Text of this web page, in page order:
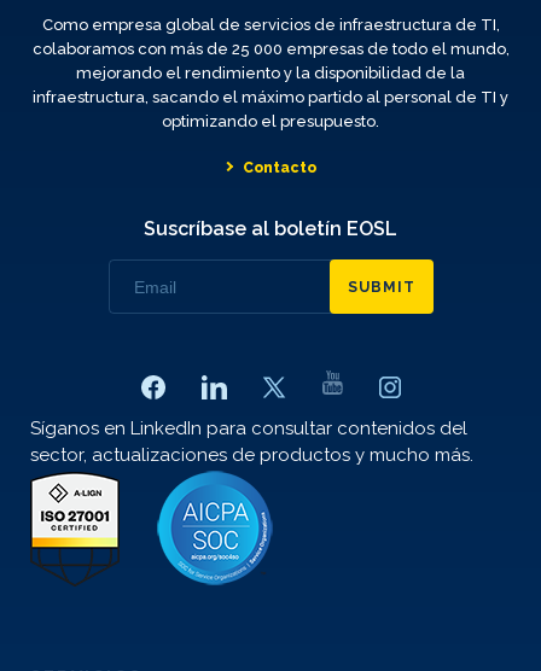
Como empresa global de servicios de infraestructura de TI,
colaboramos con más de 25 000 empresas de todo el mundo,
mejorando el rendimiento y la disponibilidad de la
infraestructura, sacando el máximo partido al personal de TI y
optimizando el presupuesto.
Contacto
Suscríbase al boletín EOSL
SUBMIT
Síganos en LinkedIn para consultar contenidos del
sector, actualizaciones de productos y mucho más.